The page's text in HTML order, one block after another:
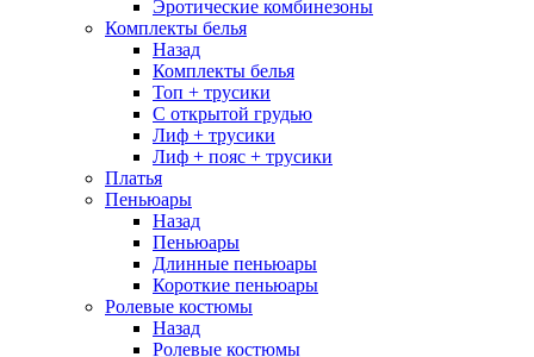
Эротические комбинезоны
Комплекты белья
Назад
Комплекты белья
Топ + трусики
С открытой грудью
Лиф + трусики
Лиф + пояс + трусики
Платья
Пеньюары
Назад
Пеньюары
Длинные пеньюары
Короткие пеньюары
Ролевые костюмы
Назад
Ролевые костюмы